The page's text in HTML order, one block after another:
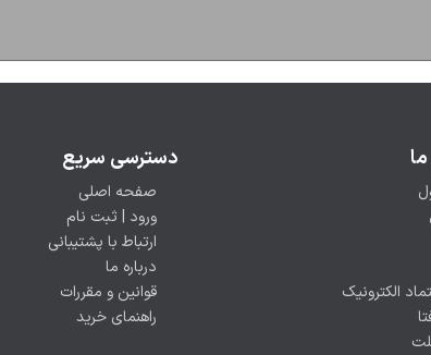
الکترونیک
دسترسی سریع
صفحه اصلی
ورود | ثبت نام
ارتباط با پشتیبانی
درباره ما
قوانین و مقررات
راهنمای خرید